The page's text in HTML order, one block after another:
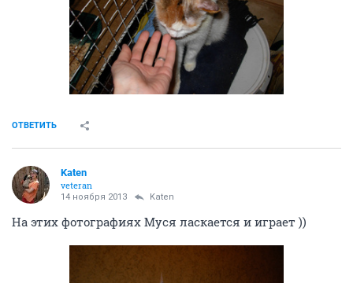
ОТВЕТИТЬ
Katen
veteran
14 ноября 2013 Katen
На этих фотографиях Муся ласкается и играет ))